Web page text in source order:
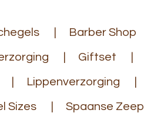
Barber Shop
Giftset
Lippenverzorging
Sizes Spaanse Zeep